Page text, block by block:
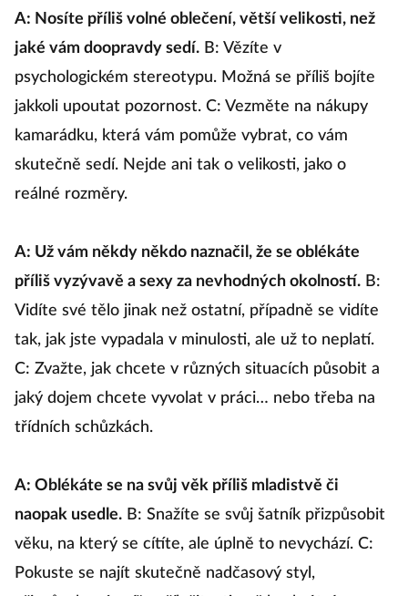
A: Nosíte příliš volné oblečení, větší velikosti, než
jaké vám doopravdy sedí. B: Vězíte v
psychologickém stereotypu. Možná se příliš bojíte
jakkoli upoutat pozornost. C: Vezměte na nákupy
kamarádku, která vám pomůže vybrat, co vám
skutečně sedí. Nejde ani tak o velikosti, jako o
reálné rozměry.
A: Už vám někdy někdo naznačil, že se oblékáte
příliš vyzývavě a sexy za nevhodných okolností. B:
Vidíte své tělo jinak než ostatní, případně se vidíte
tak, jak jste vypadala v minulosti, ale už to neplatí.
C: Zvažte, jak chcete v různých situacích působit a
jaký dojem chcete vyvolat v práci… nebo třeba na
třídních schůzkách.
A: Oblékáte se na svůj věk příliš mladistvě či
naopak usedle. B: Snažíte se svůj šatník přizpůsobit
věku, na který se cítíte, ale úplně to nevychází. C:
Pokuste se najít skutečně nadčasový styl,